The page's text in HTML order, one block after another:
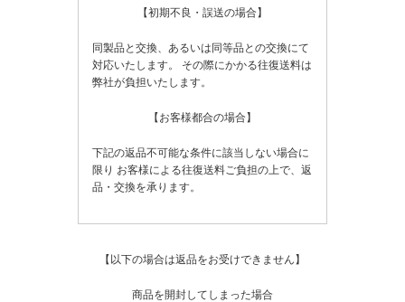
【初期不良・誤送の場合】
同製品と交換、あるいは同等品との交換にて
対応いたします。
その際にかかる往復送料は
弊社が負担いたします。
【お客様都合の場合】
下記の返品不可能な条件に該当しない場合に
限り お客様による往復送料ご負担の上で、返
品・交換を承ります。
【以下の場合は返品をお受けできません】
商品を開封してしまった場合